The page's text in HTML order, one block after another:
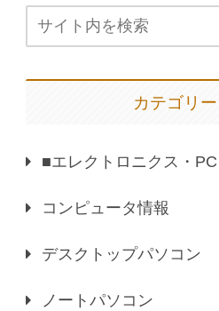
カテゴリー
■エレクトロニクス・PC
コンピュータ情報
デスクトップパソコン
ノートパソコン